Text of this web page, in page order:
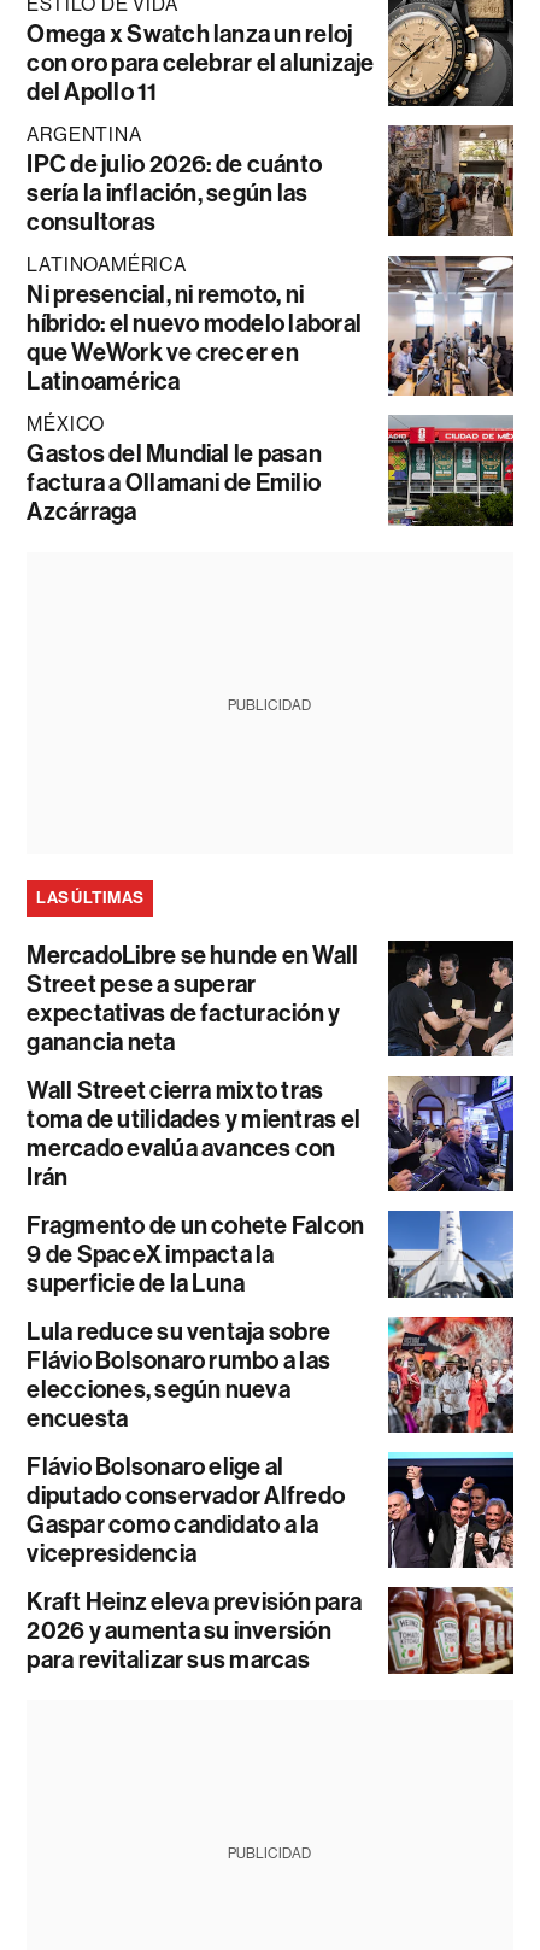
Omega x Swatch lanza un reloj
con oro para celebrar el alunizaje
del Apollo 11
ARGENTINA
IPC de julio 2026: de cuánto
sería la inflación, según las
consultoras
LATINOAMÉRICA
Ni presencial, ni remoto, ni
híbrido: el nuevo modelo laboral
que WeWork ve crecer en
Latinoamérica
MÉXICO
Gastos del Mundial le pasan
factura a Ollamani de Emilio
Azcárraga
PUBLICIDAD
LAS ÚLTIMAS
MercadoLibre se hunde en Wall
Street pese a superar
expectativas de facturación y
ganancia neta
Wall Street cierra mixto tras
toma de utilidades y mientras el
mercado evalúa avances con
Irán
Fragmento de un cohete Falcon
9 de SpaceX impacta la
superficie de la Luna
Lula reduce su ventaja sobre
Flávio Bolsonaro rumbo a las
elecciones, según nueva
encuesta
Flávio Bolsonaro elige al
diputado conservador Alfredo
Gaspar como candidato a la
vicepresidencia
Kraft Heinz eleva previsión para
2026 y aumenta su inversión
para revitalizar sus marcas
PUBLICIDAD